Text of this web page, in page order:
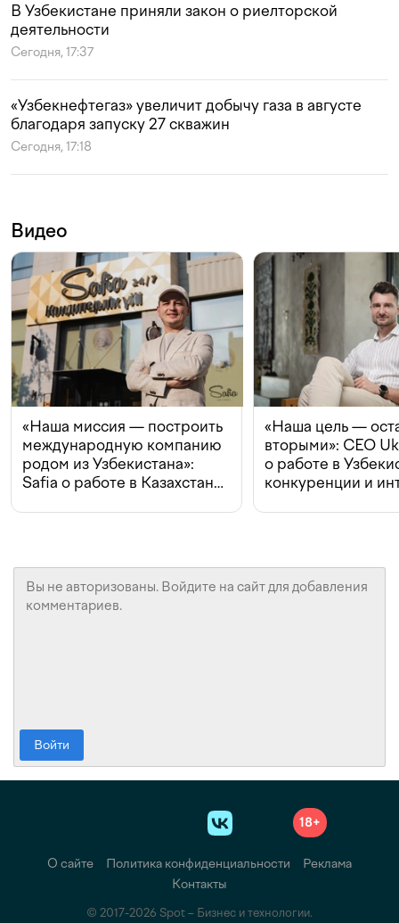
В Узбекистане приняли закон о риелторской
деятельности
Сегодня, 17:37
«Узбекнефтегаз» увеличит добычу газа в августе
благодаря запуску 27 скважин
Сегодня, 17:18
Видео
«Наша миссия — построить
международную компанию
родом из Узбекистана»:
Safia о работе в Казахстане,
«Наша цель —
вторыми»: CEO
о работе в
конкуренции и
Войти
18+
О сайте Политика конфиденциальности
Реклама
Контакты
© 2017-2026 Spot – Бизнес и технологии.